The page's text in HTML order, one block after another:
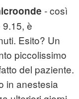
-così
è
Esito? Un
piccolissimo
del paziente.
in anestesia